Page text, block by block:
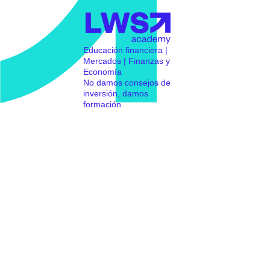
Educación financiera |
Mercados | Finanzas y
Economía
No damos consejos de
inversión, damos
formación